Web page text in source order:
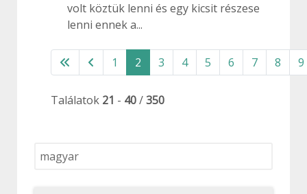
volt köztük lenni és egy kicsit részese
lenni ennek a...
1 2 3 4 5 6 7 8 9
Találatok 21 - 40/350